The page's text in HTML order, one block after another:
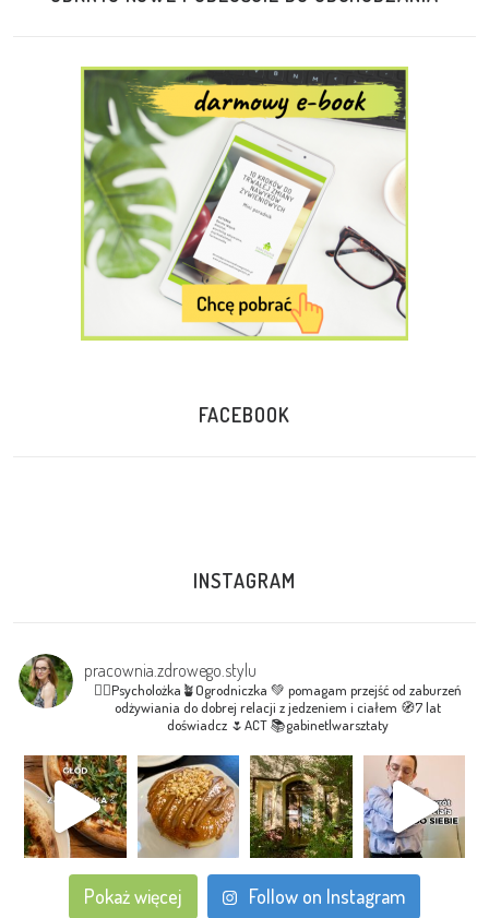
FACEBOOK
INSTAGRAM
pracownia.zdrowego.stylu
🧘‍♀Psycholożka🪴Ogrodniczka 💚 pomagam przejść od zaburzeń
odżywiania do dobrej relacji z jedzeniem i ciałem 🧭7 lat
doświadcz🌷ACT📚gabinet|warsztaty
Pokaż więcej Follow on Instagram